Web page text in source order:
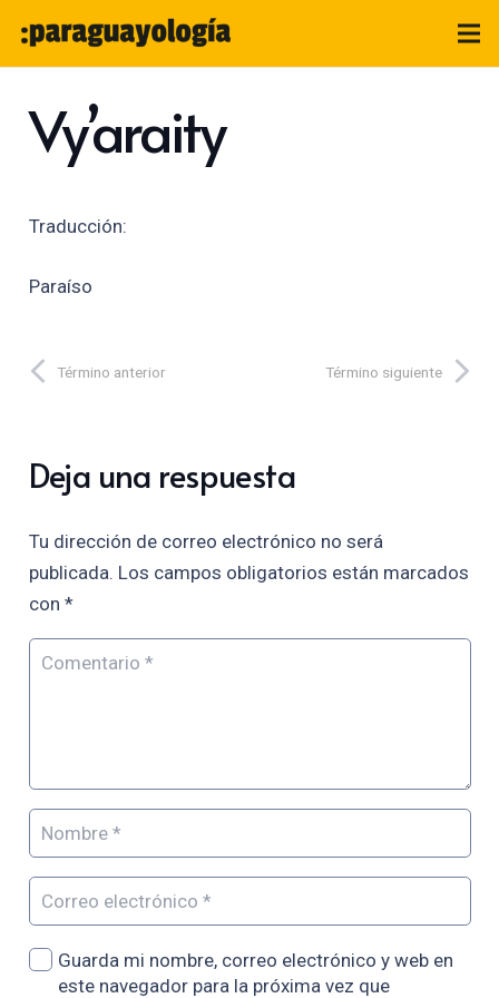
Vy’araity
Traducción:
Paraíso
Término anterior Término siguiente
Deja una respuesta
Tu dirección de correo electrónico no será
publicada. Los campos obligatorios están marcados
con *
Guarda mi nombre, correo electrónico y web en
este navegador para la próxima vez que